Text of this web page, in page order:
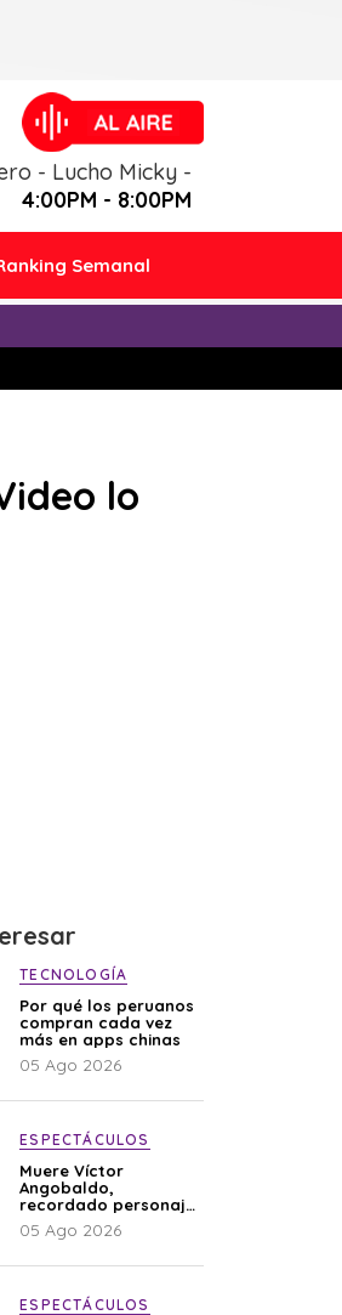
- Lucho Micky -
4:00PM - 8:00PM
Semanal
lo
TECNOLOGÍA
Por qué los peruanos
compran cada vez
más en apps chinas
05 Ago 2026
ESPECTÁCULOS
Muere Víctor
Angobaldo,
recordado personaje
de la farándula y
expareja de Shirley
05 Ago 2026
ESPECTÁCULOS